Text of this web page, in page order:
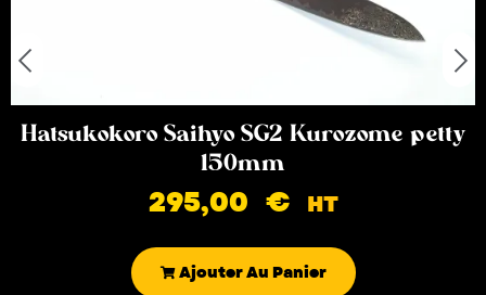
Hatsukokoro Saihyo SG2 Kurozome petty
150mm
295,00 € HT
Ajouter Au Panier